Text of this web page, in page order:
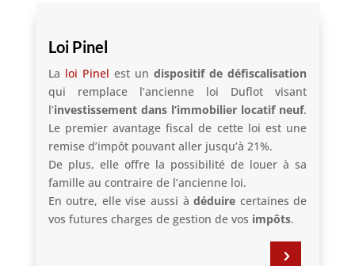
Loi Pinel
La loi Pinel est undispositif de défiscalisation
qui remplace l’ancienne loi Duflot visant
l’investissement dans l’immobilier locatif neuf.
Le premier avantage fiscal de cette loi est une
remise d’impôt pouvant aller jusqu’à 21%.
De plus, elle offre la possibilité de louer à sa
famille au contraire de l’ancienne loi.
En outre, elle vise aussi àdéduire certaines de
vos futures charges de gestion de vos impôts.
5